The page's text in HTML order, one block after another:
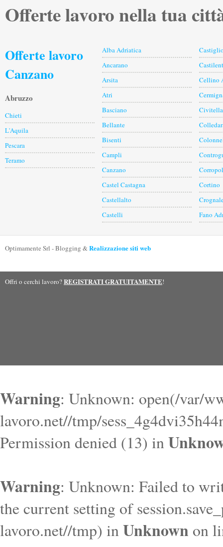
Offerte lavoro nella tua
Offerte lavoro
Canzano
Abruzzo
Chieti
L'Aquila
Pescara
Teramo
Alba Adriatica
Ancarano
Arsita
Atri
Basciano
Bellante
Bisenti
Campli
Canzano
Castel Castagna
Castellalto
Castelli
Cellino
Cortino
Fano
Optimamente Srl - Blogging &Realizzazione siti web
Offri o cerchi lavoro?REGISTRATI GRATUITAMENTE!
Warning: Unknown: open(/var/
lavoro.net//tmp/
Permission denied (13) in
Warning: Unknown: Failed to
the current setting of
lavoro.net//tmp) inUnknown on